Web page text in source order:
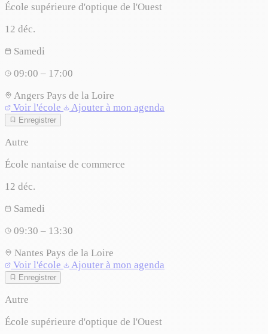
École supérieure d'optique de l'Ouest
12 déc.
Samedi
09:00 – 17:00
Angers Pays de la Loire
Voir l'école
Ajouter à mon agenda
Enregistrer
Autre
École nantaise de commerce
12 déc.
Samedi
09:30 – 13:30
Nantes Pays de la Loire
Voir l'école
Ajouter à mon agenda
Enregistrer
Autre
École supérieure d'optique de l'Ouest